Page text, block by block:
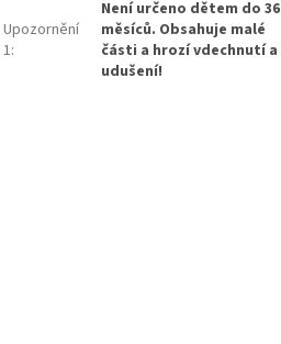
Upozornění
1:
Není určeno dětem do 36
měsíců. Obsahuje malé
části a hrozí vdechnutí a
udušení!